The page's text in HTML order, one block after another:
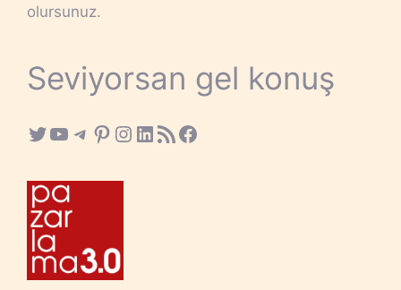
olursunuz.
Seviyorsan gel konuş
Twitter
YouTube
Telegram
Pinterest
Instagram
LinkedIn
RSS FeedFacebook